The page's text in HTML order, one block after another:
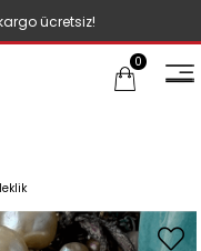
ücretsiz!
0